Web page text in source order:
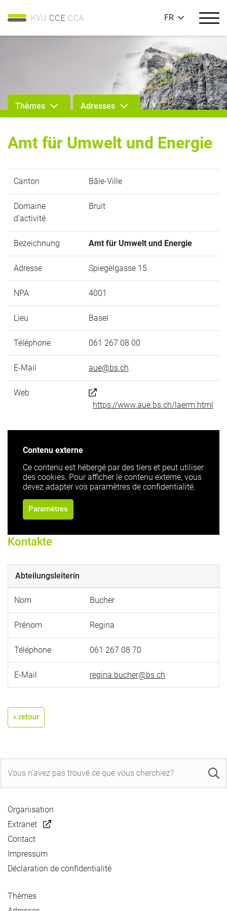
FR
Thèmes Adresses
Amt für Umwelt und Energie
Canton Bâle-Ville
Domaine
d'activité
Bruit
Bezeichnung Amt für Umwelt und Energie
Adresse Spiegelgasse 15
NPA 4001
Lieu Basel
Téléphone 061 267 08 00
E-Mail aue@bs.ch
Web
https://www.aue.bs.ch/laerm.html
Contenu externe
Ce contenu est hébergé par des tiers et peut utiliser
des cookies. Pour afficher le contenu externe, vous
devez adapter vos paramètres de confidentialité.
Paramètres
Kontakte
Abteilungsleiterin
Nom Bucher
Prénom Regina
Téléphone 061 267 08 70
E-Mail regina.bucher@bs.ch
« retour
Organisation
Extranet
Contact
Impressum
Déclaration de confidentialité
Thèmes